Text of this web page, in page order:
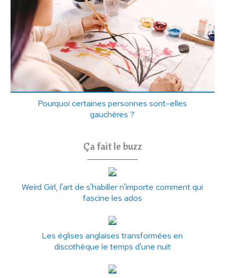
Pourquoi certaines personnes sont-elles
gauchères ?
Ça fait le buzz
Weird Girl, l'art de s'habiller n'importe comment qui
fascine les ados
Les églises anglaises transformées en
discothèque le temps d'une nuit